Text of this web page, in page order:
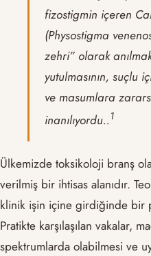
fizostigmin içeren
(Physostigma
zehri” olarak
yutulmasının, suçlu
ve masumlara
inanılıyordu.. 1
Ülkemizde toksikoloji branş
verilmiş bir ihtisas alanıdır.
klinik işin içine girdiğinde bir
Pratikte karşılaşılan vakalar,
spektrumlarda olabilmesi ve